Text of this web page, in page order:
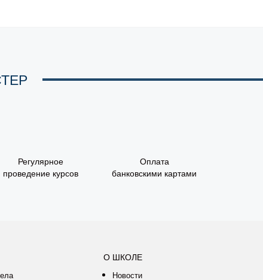
Регулярное
проведение курсов
Оплата
банковскими картами
О ШКОЛЕ
Новости